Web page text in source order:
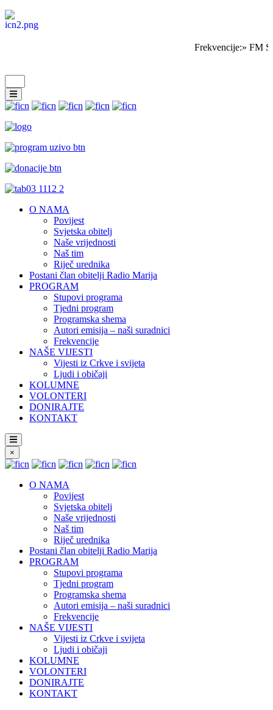
Frekvencije:» FM
O NAMA
Povijest
Svjetska obitelj
Naše vrijednosti
Naš tim
Riječ urednika
Postani član obitelji Radio Marija
PROGRAM
Stupovi programa
Tjedni program
Programska shema
Autori emisija – naši suradnici
Frekvencije
NAŠE VIJESTI
Vijesti iz Crkve i svijeta
Ljudi i običaji
KOLUMNE
VOLONTERI
DONIRAJTE
KONTAKT
×
O NAMA
Povijest
Svjetska obitelj
Naše vrijednosti
Naš tim
Riječ urednika
Postani član obitelji Radio Marija
PROGRAM
Stupovi programa
Tjedni program
Programska shema
Autori emisija – naši suradnici
Frekvencije
NAŠE VIJESTI
Vijesti iz Crkve i svijeta
Ljudi i običaji
KOLUMNE
VOLONTERI
DONIRAJTE
KONTAKT